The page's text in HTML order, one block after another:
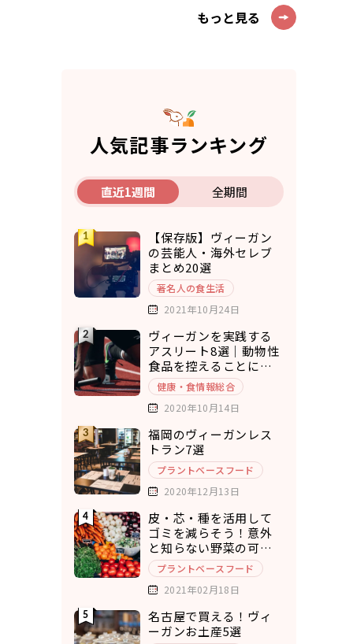
もっと見る
人気記事ランキング
直近1週間 全期間
【保存版】ヴィーガン
の芸能人・海外セレブ
まとめ20選
著名人の食生活
2021年10月24日
ヴィーガンを実践する
アスリート8選｜動物性
食品を控えることにメ
リットを実感
健康・食情報総合
2020年10月14日
福岡のヴィーガンレス
トラン7選
プラントベースフード
2020年12月13日
皮・芯・種を活用して
ゴミを減らそう！意外
と知らない野菜の可食
部12選
プラントベースフード
2021年02月18日
名古屋で買える！ヴィ
ーガンお土産5選